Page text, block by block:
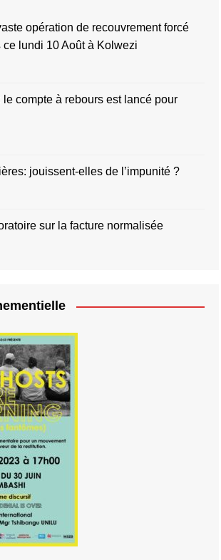
opération de recouvrement forcé
ce lundi 10 Août à Kolwezi
le compte à rebours est lancé pour
jouissent-elles de l’impunité ?
sur la facture normalisée